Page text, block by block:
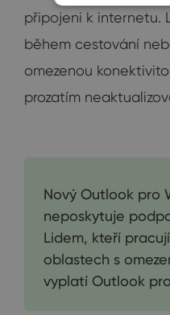
připojeni k internetu.
během cestování
omezenou
prozatím
Nový Outlook pro
neposkytuje
Lidem, kteří
oblastech s
vyplatí Outlook